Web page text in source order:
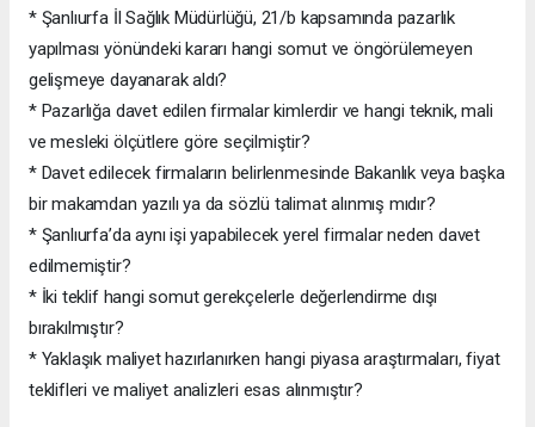
* Şanlıurfa İl Sağlık Müdürlüğü, 21/b kapsamında pazarlık
yapılması yönündeki kararı hangi somut ve öngörülemeyen
gelişmeye dayanarak aldı?
* Pazarlığa davet edilen firmalar kimlerdir ve hangi teknik, mali
ve mesleki ölçütlere göre seçilmiştir?
* Davet edilecek firmaların belirlenmesinde Bakanlık veya başka
bir makamdan yazılı ya da sözlü talimat alınmış mıdır?
* Şanlıurfa’da aynı işi yapabilecek yerel firmalar neden davet
edilmemiştir?
* İki teklif hangi somut gerekçelerle değerlendirme dışı
bırakılmıştır?
* Yaklaşık maliyet hazırlanırken hangi piyasa araştırmaları, fiyat
teklifleri ve maliyet analizleri esas alınmıştır?